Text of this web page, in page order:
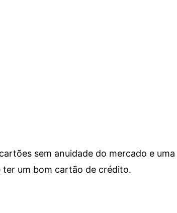
sem anuidade do mercado e uma
um bom cartão de crédito.